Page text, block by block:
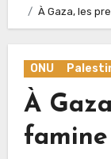
À Gaza, les
ONU
À
famine